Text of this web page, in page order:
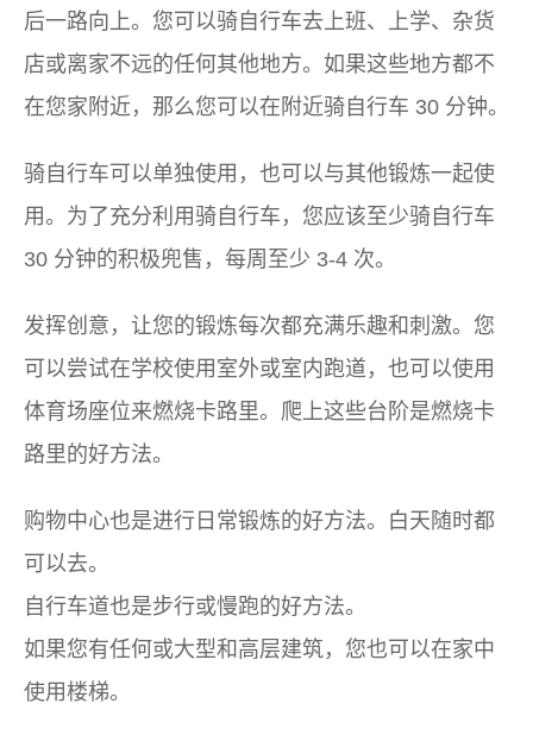
后一路向上。您可以骑自行车去上班、上学、杂货
店或离家不远的任何其他地方。如果这些地方都不
在您家附近，那么您可以在附近骑自行车 30 分钟。
骑自行车可以单独使用，也可以与其他锻炼一起使
用。为了充分利用骑自行车，您应该至少骑自行车
30 分钟的积极兜售，每周至少 3-4 次。
发挥创意，让您的锻炼每次都充满乐趣和刺激。您
可以尝试在学校使用室外或室内跑道，也可以使用
体育场座位来燃烧卡路里。爬上这些台阶是燃烧卡
路里的好方法。
购物中心也是进行日常锻炼的好方法。白天随时都
可以去。
自行车道也是步行或慢跑的好方法。
如果您有任何或大型和高层建筑，您也可以在家中
使用楼梯。